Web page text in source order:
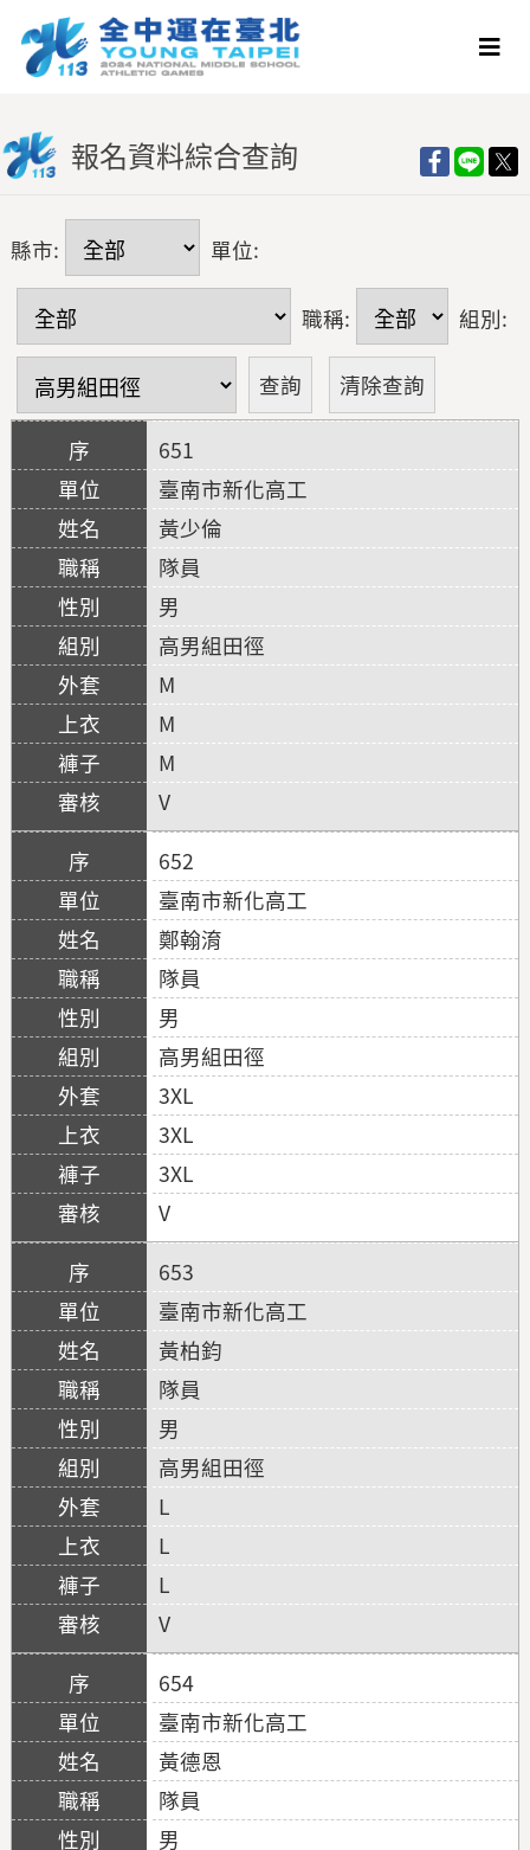
報名資料綜合查詢
縣市: 單位:
職稱: 組別:
651
臺南市新化高工
黃少倫
隊員
男
高男組田徑
M
M
M
V
652
臺南市新化高工
鄭翰淯
隊員
男
高男組田徑
3XL
3XL
3XL
V
653
臺南市新化高工
黃柏鈞
隊員
男
高男組田徑
L
L
L
V
654
臺南市新化高工
黃德恩
隊員
男